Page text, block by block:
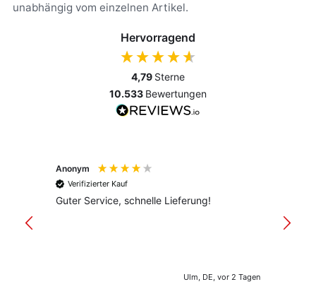
unabhängig vom einzelnen Artikel.
Hervorragend
4,79 Sterne
10.533 Bewertungen
Anonym
Verifizierter Kauf
Guter Service, schnelle Lieferung!
Ulm, DE, vor 2 Tagen